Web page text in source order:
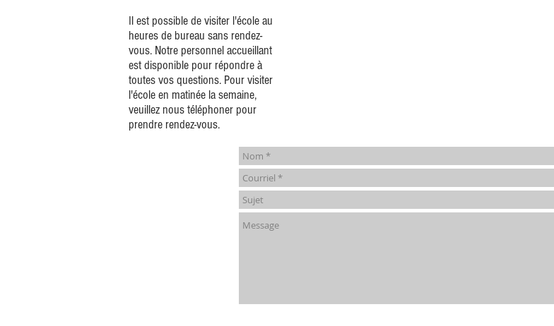
Il est possible de visiter l'école au
heures de bureau sans rendez-
vous. Notre personnel accueillant
est disponible pour répondre à
toutes vos questions. Pour visiter
l'école en matinée la semaine,
veuillez nous téléphoner pour
prendre rendez-vous.